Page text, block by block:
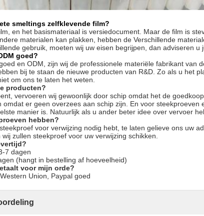
smeltings zelfklevende film?
en het basismateriaal is versiedocument. Maar de film is
materialen kan plakken, hebben de Verschillende
gebruik, moeten wij uw eisen begrijpen, dan adviseren u
goed?
en ODM, zijn wij de professionele materiële fabrikant van
bij te staan de nieuwe producten van R&D. Zo als u het
om ons te laten het weten.
producten?
vervoeren wij gewoonlijk door schip omdat het de
omdat er geen overzees aan schip zijn. En voor
manier is. Natuurlijk als u ander beter idee over vervoer
hebben?
voor verwijzing nodig hebt, te laten gelieve ons uw
zullen steekproef voor uw verwijzing schikken.
7 dagen
(hangt in bestelling af hoeveelheid)
voor mijn orde?
Union, Paypal goed